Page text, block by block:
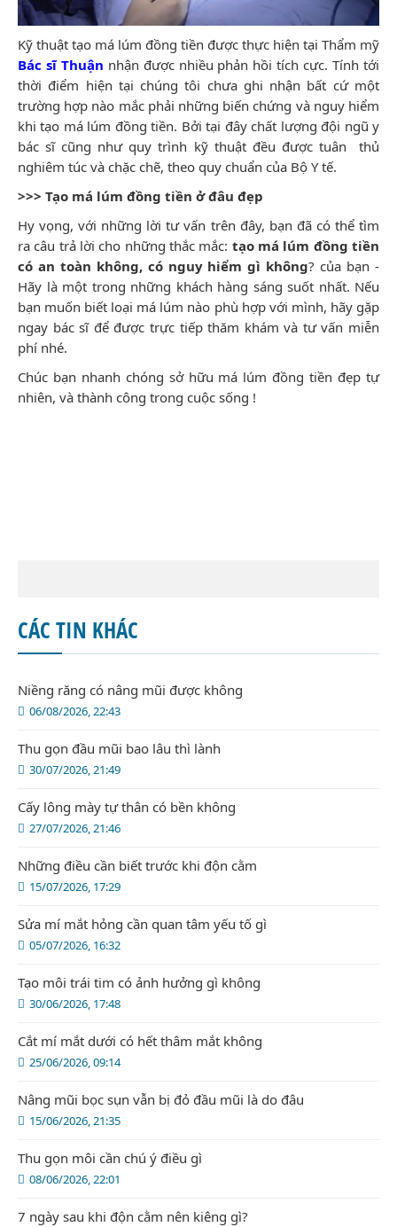
Kỹ thuật tạo má lúm đồng tiền được thực hiện tại Thẩm mỹ
Bác sĩ Thuận nhận được nhiều phản hồi tích cực.Tính tới
thời điểm hiện tại chúng tôi chưa ghi nhận bất cứ một
trường hợp nào mắc phải những biến chứng và nguy hiểm
khi tạo má lúm đồng tiền. Bởi tại đây chất lượng đội ngũ y
bác sĩ cũng như quy trình kỹ thuật đều được tuân thủ
nghiêm túc và chặc chẽ, theo quy chuẩn của Bộ Y tế.
>>> Tạo má lúm đồng tiền ở đâu đẹp
Hy vọng, với những lời tư vấn trên đây, bạn đã có thể tìm
ra câu trả lời cho những thắc mắc: tạo má lúm đồng tiền
có an toàn không, có nguy hiểm gì không? của bạn -
Hãy là một trong những khách hàng sáng suốt nhất. Nếu
bạn muốn biết loại má lúm nào phù hợp với mình, hãy gặp
ngay bác sĩ để được trực tiếp thăm khám và tư vấn miễn
phí nhé.
Chúc bạn nhanh chóng sở hữu má lúm đồng tiền đẹp tự
nhiên, và thành công trong cuộc sống !
CÁC TIN KHÁC
06/08/2026, 22:43
Niềng răng có nâng mũi được không
30/07/2026, 21:49
Thu gọn đầu mũi bao lâu thì lành
27/07/2026, 21:46
Cấy lông mày tự thân có bền không
15/07/2026, 17:29
Những điều cần biết trước khi độn cằm
05/07/2026, 16:32
Sửa mí mắt hỏng cần quan tâm yếu tố gì
30/06/2026, 17:48
Tạo môi trái tim có ảnh hưởng gì không
25/06/2026, 09:14
Cắt mí mắt dưới có hết thâm mắt không
15/06/2026, 21:35
Nâng mũi bọc sụn vẫn bị đỏ đầu mũi là do đâu
08/06/2026, 22:01
Thu gọn môi cần chú ý điều gì
7 ngày sau khi độn cằm nên kiêng gì?